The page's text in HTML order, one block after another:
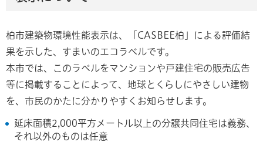
柏市建築物環境性能表示は、「CASBEE柏」による評価結
果を示した、すまいのエコラベルです。
本市では、このラベルをマンションや戸建住宅の販売広告
等に掲載することによって、地球とくらしにやさしい建物
を、市民のかたに分かりやすくお知らせします。
延床面積2,000平方メートル以上の分譲共同住宅は義務、
それ以外のものは任意